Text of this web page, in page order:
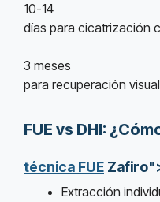
10-14
días para cicatrización
3 meses
para recuperación
FUE vs DHI:
técnica FUE
Extracción